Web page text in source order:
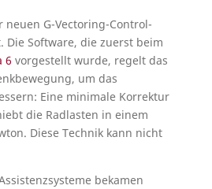
neuen G-Vectoring-Control-
Die Software, die zuerst beim
6 vorgestellt wurde, regelt das
um das
Eine minimale Korrektur
die Radlasten in einem
Diese Technik kann nicht
bekamen